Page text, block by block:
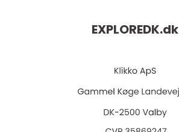
EXPLOREDK.dk